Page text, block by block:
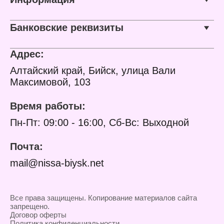
Банковские реквизиты
Адрес:
Алтайский край, Бийск, улица Вали
Максимовой, 103
Время работы:
Пн-Пт: 09:00 - 16:00, Сб-Вс: Выходной
Почта:
mail@nissa-biysk.net
Все права защищены. Копирование материалов сайта
запрещено.
Договор оферты